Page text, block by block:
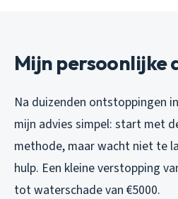
Mijn persoonlijke
Na duizenden ontstoppingen
mijn advies simpel: start met
methode, maar wacht niet te
hulp. Een kleine verstopping
tot waterschade van €5000.